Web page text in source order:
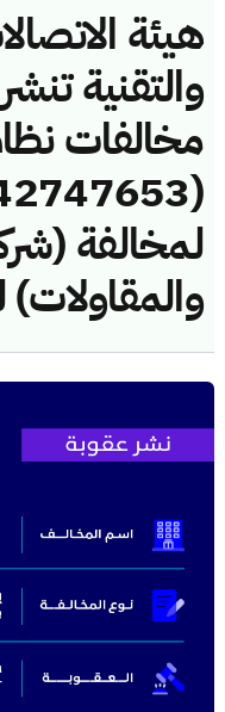
هيئة
والتقنية
مخالفات
لمخالفة
والمقاولات)